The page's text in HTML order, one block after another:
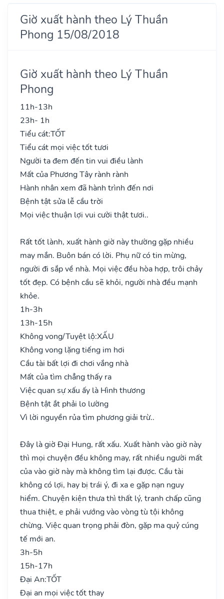
Giờ xuất hành theo Lý Thuần
Phong 15/08/2018
Giờ xuất hành theo Lý Thuần
Phong
11h-13h
23h- 1h
Tiểu cát:TỐT
Tiểu cát mọi việc tốt tươi
Người ta đem đến tin vui điều lành
Mất của Phương Tây rành rành
Hành nhân xem đã hành trình đến nơi
Bệnh tật sửa lễ cầu trời
Mọi việc thuận lợi vui cười thật tươi..
Rất tốt lành, xuất hành giờ này thường gặp nhiều
may mắn. Buôn bán có lời. Phụ nữ có tin mừng,
người đi sắp về nhà. Mọi việc đều hòa hợp, trôi chảy
tốt đẹp. Có bệnh cầu sẽ khỏi, người nhà đều mạnh
khỏe.
1h-3h
13h-15h
Không vong/Tuyệt lộ:XẤU
Không vong lặng tiếng im hơi
Cầu tài bất lợi đi chơi vắng nhà
Mất của tìm chẳng thấy ra
Việc quan sự xấu ấy là Hình thương
Bệnh tật ắt phải lo lường
Vì lời nguyền rủa tìm phương giải trừ..
Đây là giờ Đại Hung, rất xấu. Xuất hành vào giờ này
thì mọi chuyện đều không may, rất nhiều người mất
của vào giờ này mà không tìm lại được. Cầu tài
không có lợi, hay bị trái ý, đi xa e gặp nạn nguy
hiểm. Chuyện kiện thưa thì thất lý, tranh chấp cũng
thua thiệt, e phải vướng vào vòng tù tội không
chừng. Việc quan trọng phải đòn, gặp ma quỷ cúng
tế mới an.
3h-5h
15h-17h
Đại An:TỐT
Đại an mọi việc tốt thay